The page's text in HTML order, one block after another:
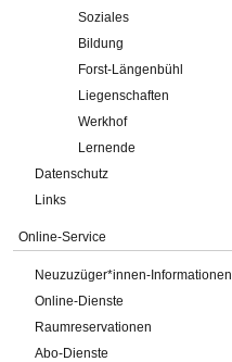
Soziales
Bildung
Forst-Längenbühl
Liegenschaften
Werkhof
Lernende
Datenschutz
Links
Online-Service
Neuzuzüger*innen-Informationen
Online-Dienste
Raumreservationen
Abo-Dienste